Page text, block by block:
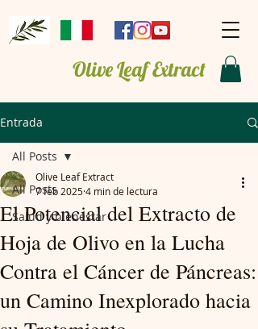
Olive Leaf Extract
Entrada
All Posts
Salud y bienestar
All Posts
El Potencial del Extracto de
Hoja de Olivo en la Lucha
Contra el Cáncer de Páncreas:
un Camino Inexplorado hacia
Olive Leaf Extract
7 feb 20254 min de lectura